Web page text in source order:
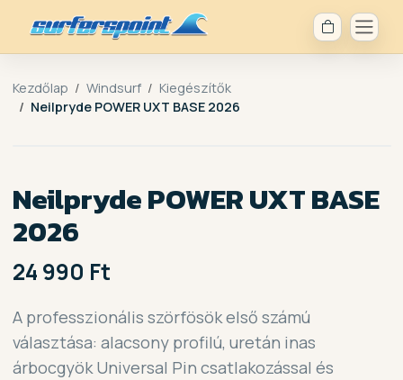
Kezdőlap Windsurf
Kiegészítők
Neilpryde POWER UXT BASE 2026
Neilpryde POWER UXT BASE
2026
24 990 Ft
A professzionális szörfösök első számú
választása: alacsony profilú, uretán inas
árbocgyök Universal Pin csatlakozással és